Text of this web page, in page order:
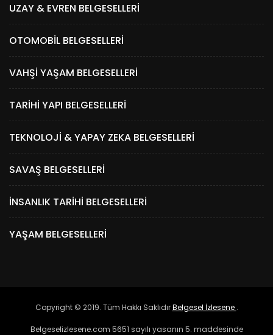
UZAY & EVREN BELGESELLERI
OTOMOBIL BELGESELLERI
VAHŞI YAŞAM BELGESELLERI
TARIHI YAPI BELGESELLERI
TEKNOLOJI & YAPAY ZEKA BELGESELLERI
SAVAŞ BELGESELLERI
İNSANLIK TARIHI BELGESELLERI
YAŞAM BELGESELLERI
Copyright © 2019. Tüm Hakkı SaklıdırBelgesel İzlesene .
Belgeselizlesene.com 5651 sayılı yasanın 5. maddesinde